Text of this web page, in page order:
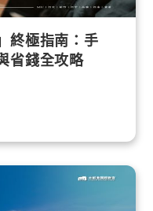
終極指南：手
省錢全攻略